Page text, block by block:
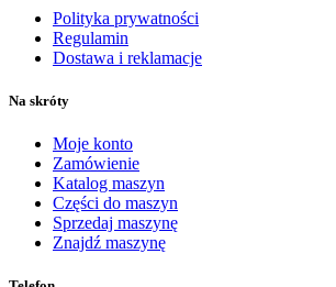
Polityka prywatności
Regulamin
Dostawa i reklamacje
Na skróty
Moje konto
Zamówienie
Katalog maszyn
Części do maszyn
Sprzedaj maszynę
Znajdź maszynę